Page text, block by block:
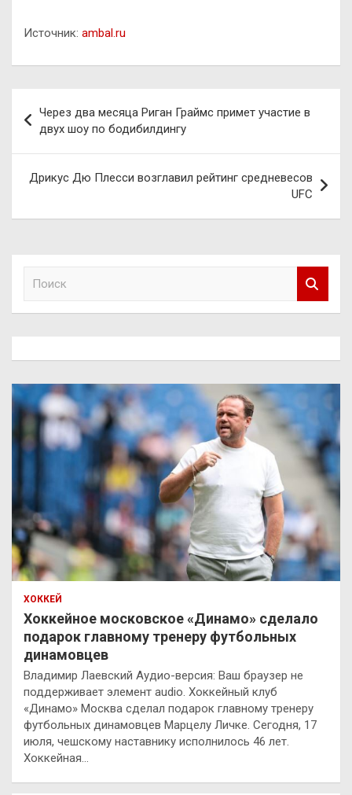
Источник: ambal.ru
по
записям
Через два месяца Риган Граймс примет участие в
двух шоу по бодибилдингу
Дрикус Дю Плесси возглавил рейтинг средневесов
UFC
ХОККЕЙ
Хоккейное московское «Динамо» сделало
подарок главному тренеру футбольных
динамовцев
Владимир Лаевский Аудио-версия: Ваш браузер не
поддерживает элемент audio. Хоккейный клуб
«Динамо» Москва сделал подарок главному тренеру
футбольных динамовцев Марцелу Личке. Сегодня, 17
июля, чешскому наставнику исполнилось 46 лет.
Хоккейная…